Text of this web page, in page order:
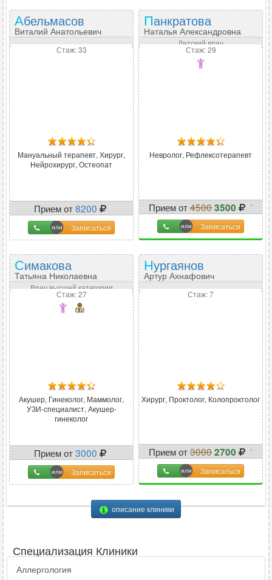
Абельмасов
Виталий Анатольевич
Стаж: 33
Мануальный терапевт, Хирург,
Нейрохирург, Остеопат
Прием от8200
Записаться
Панкратова
Наталья Александровна
Детский врач
Стаж: 29
Невролог, Рефлексотерапевт
Прием от45003500 -
22%
Записаться
Симакова
Татьяна Николаевна
Врач высшей категории
Стаж: 27
Акушер, Гинеколог, Маммолог,
УЗИ-специалист, Акушер-
гинеколог
Прием от3000
Записаться
Нургаянов
Артур Ахнафович
Стаж: 7
Хирург, Проктолог, Колопроктолог
Прием от30002700 -
10%
Записаться
описание клиники
Специализация Клиники
Аллергология